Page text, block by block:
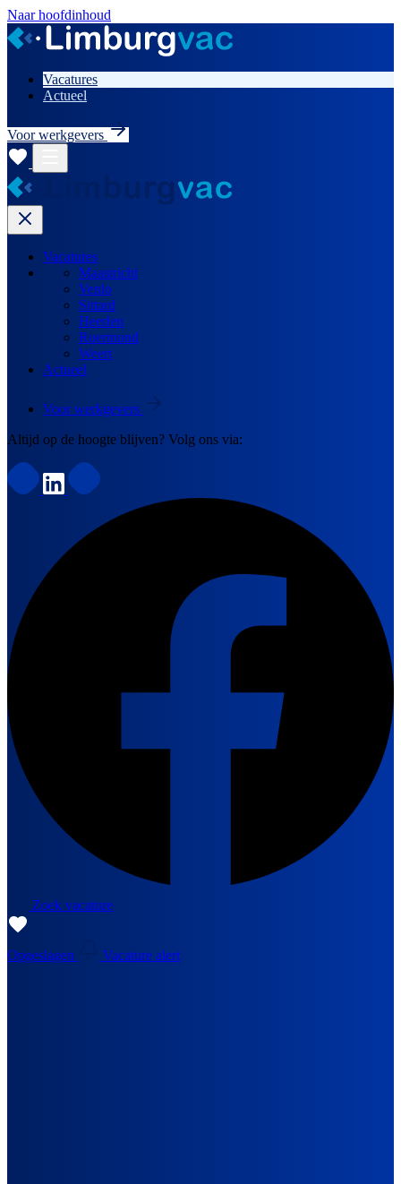
Naar hoofdinhoud
Vacatures
Actueel
Voor werkgevers
Vacatures
Maastricht
Venlo
Sittard
Heerlen
Roermond
Weert
Actueel
Voor werkgevers
Altijd op de hoogte blijven? Volg ons via:
Zoek vacature
Opgeslagen Vacature alert